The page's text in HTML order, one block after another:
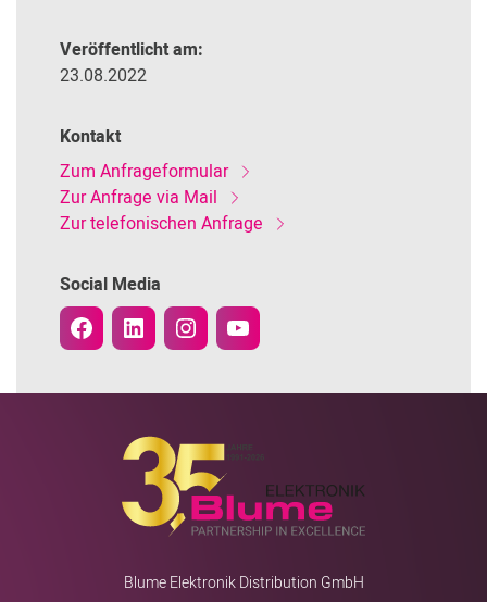
Veröffentlicht am:
23.08.2022
Kontakt
Zum Anfrageformular
Zur Anfrage via Mail
Zur telefonischen Anfrage
Social Media
Blume Elektronik Distribution GmbH